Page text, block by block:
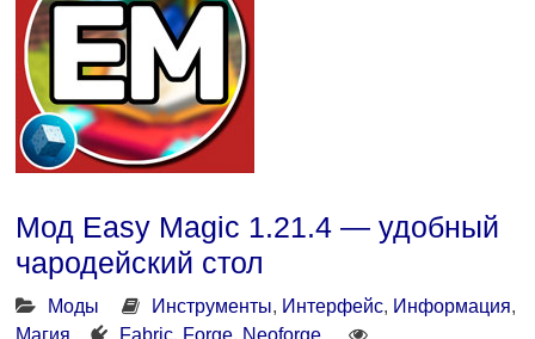
Мод Easy Magic 1.21.4 — удобный
чародейский стол
Моды Инструменты, Интерфейс, Информация,
Магия
Fabric, Forge, Neoforge